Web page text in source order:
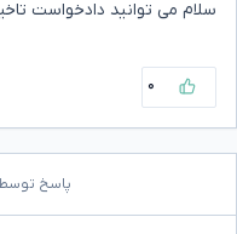
سلام می توانید دادخواست
۰
پاسخ توسط